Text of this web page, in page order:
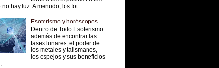
no hay luz. A menudo, los fot...
Esoterismo y horóscopos
Dentro de Todo Esoterismo
además de encontrar las
fases lunares, el poder de
los metales y talismanes,
los espejos y sus beneficios